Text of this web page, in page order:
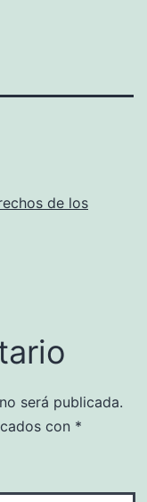
de los
será publicada.
con *